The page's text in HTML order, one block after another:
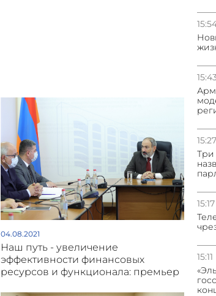
04.08.2021
Наш путь - увеличение
эффективности финансовых
ресурсов и функционала: премьер
15:43
15:27
Три
15:17
15:11